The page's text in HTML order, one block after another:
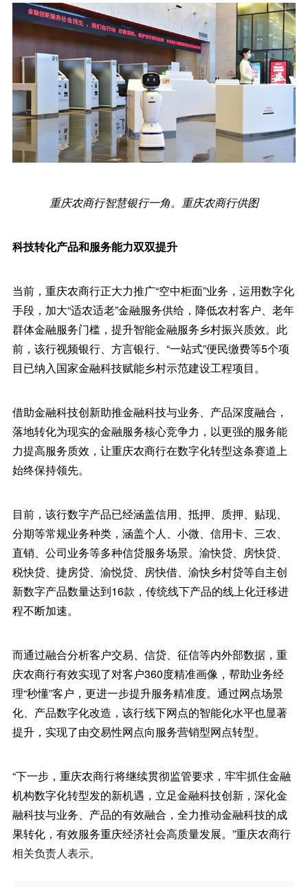
重庆农商行智慧银行一角。重庆农商行供图
科技转化产品和服务能力双双提升
当前，重庆农商行正大力推广“空中柜面”业务，运用数字化
手段，加大“适农适老”金融服务供给，降低农村客户、老年
群体金融服务门槛，提升智能金融服务乡村振兴质效。此
前，该行视频银行、方言银行、“一站式”便民缴费等5个项
目已纳入国家金融科技赋能乡村示范建设工程项目。
借助金融科技创新助推金融科技与业务、产品深度融合，
落地转化为现实的金融服务核心竞争力，以更强的服务能
力提高服务质效，让重庆农商行在数字化转型这条赛道上
始终保持领先。
目前，该行数字产品已经涵盖信用、抵押、质押、贴现、
分期等常规业务种类，涵盖个人、小微、信用卡、三农、
直销、公司业务等多种信贷服务场景。渝快贷、房快贷、
税快贷、捷房贷、渝悦贷、房快借、渝快乡村贷等自主创
新数字产品数量达到16款，传统线下产品的线上化迁移进
程不断加速。
而通过融合分析客户交易、信贷、征信等内外部数据，重
庆农商行有效实现了对客户360度精准画像，帮助业务经
理“秒懂”客户，更进一步提升服务精准度。通过网点场景
化、产品数字化改造，该行线下网点的智能化水平也显著
提升，实现了由交易性网点向服务营销型网点转型。
“下一步，重庆农商行将继续贯彻监管要求，牢牢抓住金融
机构数字化转型发的新机遇，立足金融科技创新，深化金
融科技与业务、产品的有效融合，全力推动金融科技的成
果转化，有效服务重庆经济社会高质量发展。”重庆农商行
相关负责人表示。